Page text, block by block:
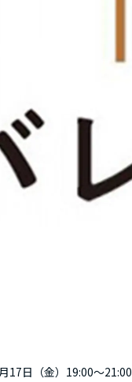
17日（金）19:00～21:00